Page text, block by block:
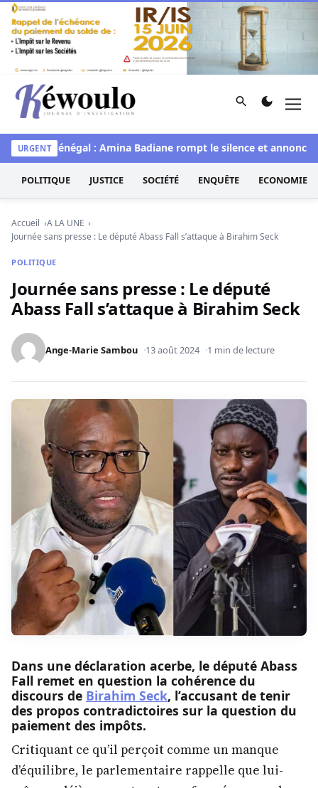
Aller au contenu
Kéwoulo, le premier site d'information et d'investigation
Rechercher
URGENT
Miss Sénégal : Amina Badiane rompt le silence et annonce
POLITIQUE JUSTICE SOCIÉTÉ ENQUÊTE ECONOMIE
Accueil
A LA UNE
Journée sans presse : Le député Abass Fall s’attaque à Birahim Seck
POLITIQUE
Journée sans presse : Le député
Abass Fall s’attaque à Birahim Seck
Ange-Marie Sambou 13 août 2024 1 min de lecture
Dans une déclaration acerbe, le député Abass
Fall remet en question la cohérence du
discours de Birahim Seck, l’accusant de tenir
des propos contradictoires sur la question du
paiement des impôts.
Critiquant ce qu’il perçoit comme un manque
d’équilibre, le parlementaire rappelle que lui-